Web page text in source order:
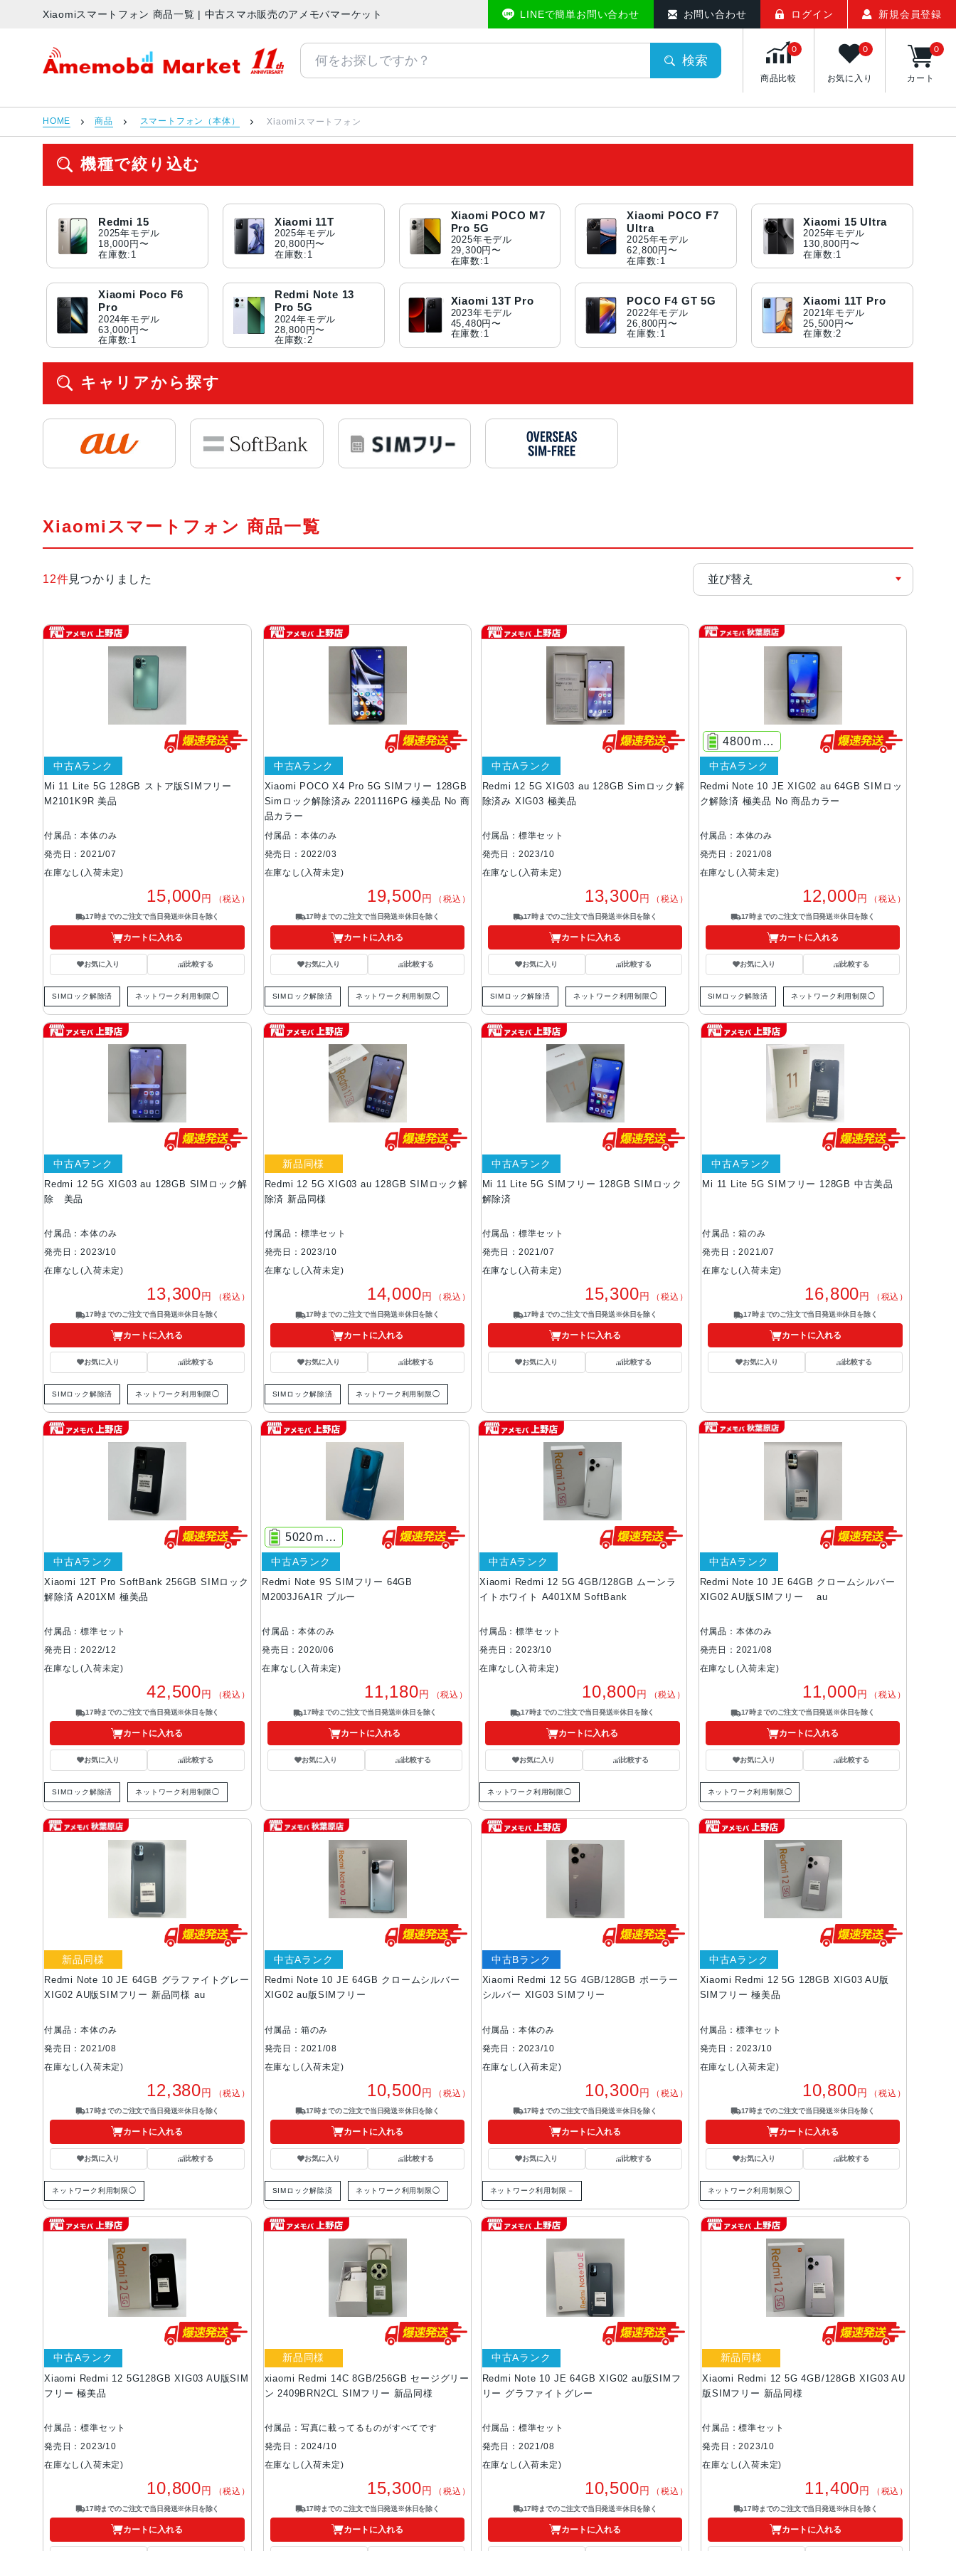
Xiaomiスマートフォン 商品一覧 | 中古スマホ販売のアメモバマーケット LINEで簡単お問い合わせ お問い合わせ ログイン 新規会員登録
アメモバマーケット
検索
商品比較
0
お気に入り
0
カート
0
HOME 商品 スマートフォン（本体） Xiaomiスマートフォン
機種で絞り込む
Redmi 15
2025年モデル
18,000円〜
在庫数:1
Xiaomi 11T
2025年モデル
20,800円〜
在庫数:1
Xiaomi POCO M7
Pro 5G
2025年モデル
29,300円〜
在庫数:1
Xiaomi POCO F7
Ultra
2025年モデル
62,800円〜
在庫数:1
Xiaomi 15 Ultra
2025年モデル
130,800円〜
在庫数:1
Xiaomi Poco F6
Pro
2024年モデル
63,000円〜
在庫数:1
Redmi Note 13
Pro 5G
2024年モデル
28,800円〜
在庫数:2
Xiaomi 13T Pro
2023年モデル
45,480円〜
在庫数:1
POCO F4 GT 5G
2022年モデル
26,800円〜
在庫数:1
Xiaomi 11T Pro
2021年モデル
25,500円〜
在庫数:2
キャリアから探す
Xiaomiスマートフォン 商品一覧
12件見つかりました
Mi 11 Lite 5G 128GB ストア版SIMフリー
M2101K9R 美品
中古Aランク
付属品：本体のみ
発売日：2021/07
在庫なし(入荷未定)
15,000円 （税込）
17時までのご注文で当日発送※休日を除く
カートに入れる
お気に入り 比較する
SIMロック解除済 ネットワーク利用制限◯
Xiaomi POCO X4 Pro 5G SIMフリー 128GB
Simロック解除済み 2201116PG 極美品 No 商
品カラー
中古Aランク
付属品：本体のみ
発売日：2022/03
在庫なし(入荷未定)
19,500円 （税込）
17時までのご注文で当日発送※休日を除く
カートに入れる
お気に入り 比較する
SIMロック解除済 ネットワーク利用制限◯
Redmi 12 5G XIG03 au 128GB Simロック解
除済み XIG03 極美品
中古Aランク
付属品：標準セット
発売日：2023/10
在庫なし(入荷未定)
13,300円 （税込）
17時までのご注文で当日発送※休日を除く
カートに入れる
お気に入り 比較する
SIMロック解除済 ネットワーク利用制限◯
Redmi Note 10 JE XIG02 au 64GB SIMロッ
ク解除済 極美品 No 商品カラー
4800ｍAh
中古Aランク
付属品：本体のみ
発売日：2021/08
在庫なし(入荷未定)
12,000円 （税込）
17時までのご注文で当日発送※休日を除く
カートに入れる
お気に入り 比較する
SIMロック解除済 ネットワーク利用制限◯
Redmi 12 5G XIG03 au 128GB SIMロック解
除 美品
中古Aランク
付属品：本体のみ
発売日：2023/10
在庫なし(入荷未定)
13,300円 （税込）
17時までのご注文で当日発送※休日を除く
カートに入れる
お気に入り 比較する
SIMロック解除済 ネットワーク利用制限◯
Redmi 12 5G XIG03 au 128GB SIMロック解
除済 新品同様
新品同様
付属品：標準セット
発売日：2023/10
在庫なし(入荷未定)
14,000円 （税込）
17時までのご注文で当日発送※休日を除く
カートに入れる
お気に入り 比較する
SIMロック解除済 ネットワーク利用制限◯
Mi 11 Lite 5G SIMフリー 128GB SIMロック
解除済
中古Aランク
付属品：標準セット
発売日：2021/07
在庫なし(入荷未定)
15,300円 （税込）
17時までのご注文で当日発送※休日を除く
カートに入れる
お気に入り 比較する
Mi 11 Lite 5G SIMフリー 128GB 中古美品
中古Aランク
付属品：箱のみ
発売日：2021/07
在庫なし(入荷未定)
16,800円 （税込）
17時までのご注文で当日発送※休日を除く
カートに入れる
お気に入り 比較する
Xiaomi 12T Pro SoftBank 256GB SIMロック
解除済 A201XM 極美品
中古Aランク
付属品：標準セット
発売日：2022/12
在庫なし(入荷未定)
42,500円 （税込）
17時までのご注文で当日発送※休日を除く
カートに入れる
お気に入り 比較する
SIMロック解除済 ネットワーク利用制限◯
Redmi Note 9S SIMフリー 64GB
M2003J6A1R ブルー
5020ｍAh
中古Aランク
付属品：本体のみ
発売日：2020/06
在庫なし(入荷未定)
11,180円 （税込）
17時までのご注文で当日発送※休日を除く
カートに入れる
お気に入り 比較する
Xiaomi Redmi 12 5G 4GB/128GB ムーンラ
イトホワイト A401XM SoftBank
中古Aランク
付属品：標準セット
発売日：2023/10
在庫なし(入荷未定)
10,800円 （税込）
17時までのご注文で当日発送※休日を除く
カートに入れる
お気に入り 比較する
ネットワーク利用制限◯
Redmi Note 10 JE 64GB クロームシルバー
XIG02 AU版SIMフリー au
中古Aランク
付属品：本体のみ
発売日：2021/08
在庫なし(入荷未定)
11,000円 （税込）
17時までのご注文で当日発送※休日を除く
カートに入れる
お気に入り 比較する
ネットワーク利用制限◯
Redmi Note 10 JE 64GB グラファイトグレー
XIG02 AU版SIMフリー 新品同様 au
新品同様
付属品：本体のみ
発売日：2021/08
在庫なし(入荷未定)
12,380円 （税込）
17時までのご注文で当日発送※休日を除く
カートに入れる
お気に入り 比較する
ネットワーク利用制限◯
Redmi Note 10 JE 64GB クロームシルバー
XIG02 au版SIMフリー
中古Aランク
付属品：箱のみ
発売日：2021/08
在庫なし(入荷未定)
10,500円 （税込）
17時までのご注文で当日発送※休日を除く
カートに入れる
お気に入り 比較する
SIMロック解除済 ネットワーク利用制限◯
Xiaomi Redmi 12 5G 4GB/128GB ポーラー
シルバー XIG03 SIMフリー
中古Bランク
付属品：本体のみ
発売日：2023/10
在庫なし(入荷未定)
10,300円 （税込）
17時までのご注文で当日発送※休日を除く
カートに入れる
お気に入り 比較する
ネットワーク利用制限－
Xiaomi Redmi 12 5G 128GB XIG03 AU版
SIMフリー 極美品
中古Aランク
付属品：標準セット
発売日：2023/10
在庫なし(入荷未定)
10,800円 （税込）
17時までのご注文で当日発送※休日を除く
カートに入れる
お気に入り 比較する
ネットワーク利用制限◯
Xiaomi Redmi 12 5G128GB XIG03 AU版SIM
フリー 極美品
中古Aランク
付属品：標準セット
発売日：2023/10
在庫なし(入荷未定)
10,800円 （税込）
17時までのご注文で当日発送※休日を除く
カートに入れる
xiaomi Redmi 14C 8GB/256GB セージグリー
ン 2409BRN2CL SIMフリー 新品同様
新品同様
付属品：写真に載ってるものがすべてです
発売日：2024/10
在庫なし(入荷未定)
15,300円 （税込）
17時までのご注文で当日発送※休日を除く
カートに入れる
Redmi Note 10 JE 64GB XIG02 au版SIMフ
リー グラファイトグレー
中古Aランク
付属品：標準セット
発売日：2021/08
在庫なし(入荷未定)
10,500円 （税込）
17時までのご注文で当日発送※休日を除く
カートに入れる
Xiaomi Redmi 12 5G 4GB/128GB XIG03 AU
版SIMフリー 新品同様
新品同様
付属品：標準セット
発売日：2023/10
在庫なし(入荷未定)
11,400円 （税込）
17時までのご注文で当日発送※休日を除く
カートに入れる